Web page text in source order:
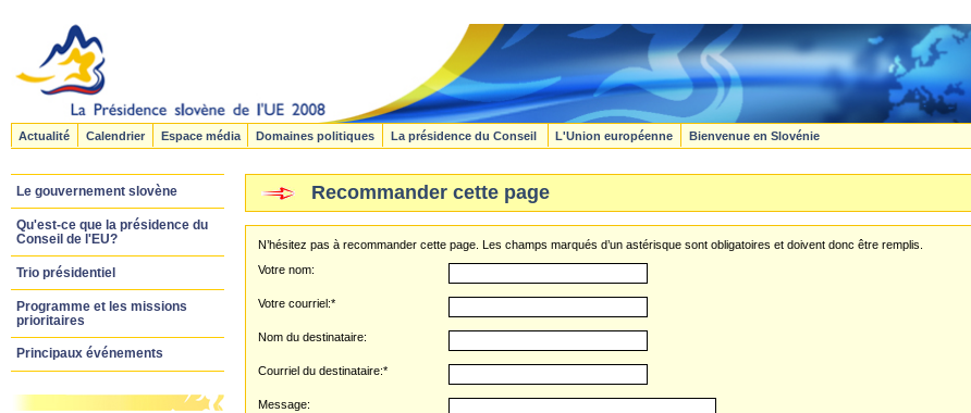
Actualité Calendrier Espace média Domaines politiques La présidence du Conseil L'Union européenne Bienvenue en Slovénie
Le gouvernement slovène
Qu'est-ce que la présidence du
Conseil de l'EU?
Trio présidentiel
Programme et les missions
prioritaires
Principaux événements
Recommander cette page
N’hésitez pas à recommander cette page. Les champs marqués d’un astérisque sont obligatoires et doivent donc être remplis.
Votre nom:
Votre courriel:*
Nom du destinataire:
Courriel du destinataire:*
Message: